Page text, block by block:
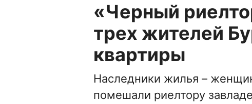
«Черный
трех жителей
квартиры
Наследники жилья –
помешали риелтору